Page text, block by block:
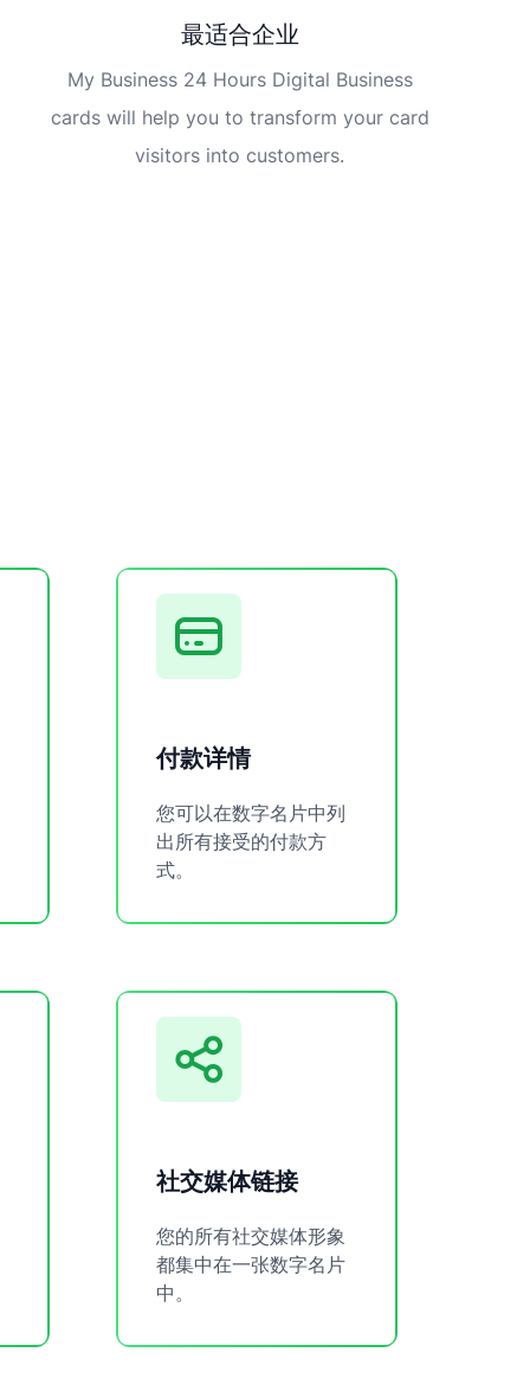
最适合企业
My Business 24 Hours Digital Business
cards will help you to transform your card
visitors into customers.
付款详情
您可以在数字名片中列
出所有接受的付款方
式。
社交媒体链接
您的所有社交媒体形象
都集中在一张数字名片
中。